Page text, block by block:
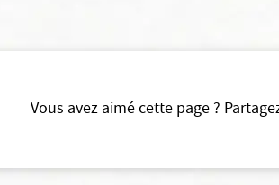
Vous avez aimé cette page ?